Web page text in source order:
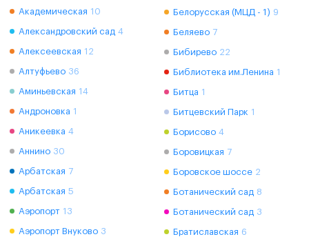
Академическая 10
Александровский сад 4
Алексеевская 12
Алтуфьево 36
Аминьевская 14
Андроновка 1
Аникеевка 4
Аннино 30
Арбатская 7
Арбатская 5
Аэропорт 13
Аэропорт Внуково 3
Белорусская (МЦД - 1) 9
Беляево 7
Бибирево 22
Библиотека им.Ленина 1
Битца 1
Битцевский Парк 1
Борисово 4
Боровицкая 7
Боровское шоссе 2
Ботанический сад 8
Ботанический сад 3
Братиславская 6